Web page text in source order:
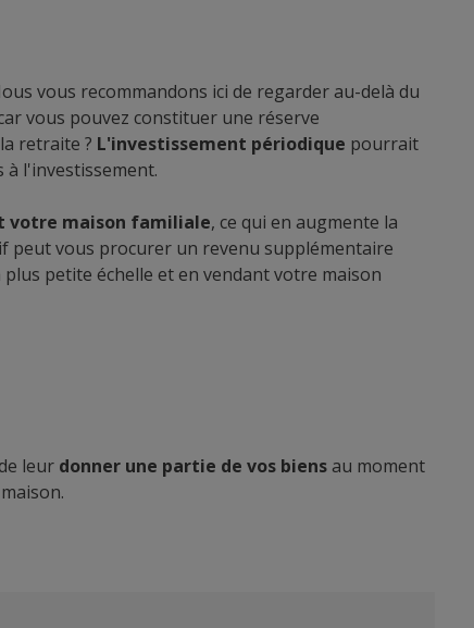
vous recommandons ici de regarder au-delà du
vous pouvez constituer une réserve
retraite ? L'investissement périodique pourrait
l'investissement.
votre maison familiale, ce qui en augmente la
peut vous procurer un revenu supplémentaire
petite échelle et en vendant votre maison
leur donner une partie de vos biens au moment